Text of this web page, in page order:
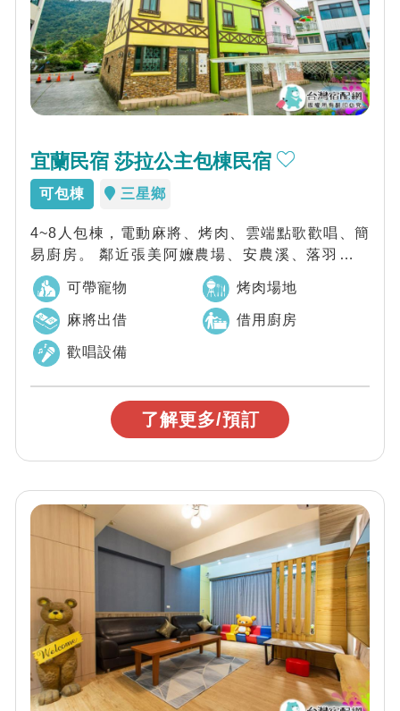
宜蘭民宿 莎拉公主包棟民宿
可包棟 三星鄉
4~8人包棟，電動麻將、烤肉、雲端點歌歡唱、簡
易廚房。 鄰近張美阿嬤農場、安農溪、落羽松秘
境、羅東夜市、梅花湖、清水地熱、九寮溪...
可帶寵物 烤肉場地
麻將出借 借用廚房
歡唱設備
了解更多/預訂